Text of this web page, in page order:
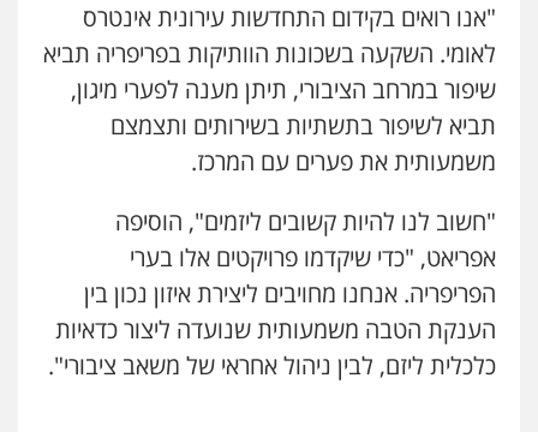
"אנו רואים בקידום התחדשות עירונית אינטרס
לאומי. השקעה בשכונות הוותיקות בפריפריה תביא
שיפור במרחב הציבורי, תיתן מענה לפערי מיגון,
תביא לשיפור בתשתיות בשירותים ותצמצם
משמעותית את פערים עם המרכז.
"חשוב לנו להיות קשובים ליזמים", הוסיפה
אפריאט, "כדי שיקדמו פרויקטים אלו בערי
הפריפריה. אנחנו מחויבים ליצירת איזון נכון בין
הענקת הטבה משמעותית שנועדה ליצור כדאיות
כלכלית ליזם, לבין ניהול אחראי של משאב ציבורי".
אלי אונגר משרד עו"ד
פלילי פשיעה חמורה מעצרים מנהלי רישוי
עסקים
0507302623
כלכלי הלבנת הון חילוט ייעוץ לעורכי דין
0507061374
מצגר ושות', חברת עורכי דין
נדל"ן / עסקים משפחה תעבורה כלכלי
הוצאה לפועל